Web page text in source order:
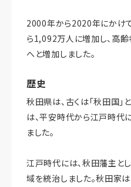
2000年から2020年にかけ
ら1,092万人に増加し、高
へと増加しました。
歴史
秋田県は、古くは「秋田国
は、平安時代から江戸時代
ました。
江戸時代には、秋田藩主と
域を統治しました。秋田家